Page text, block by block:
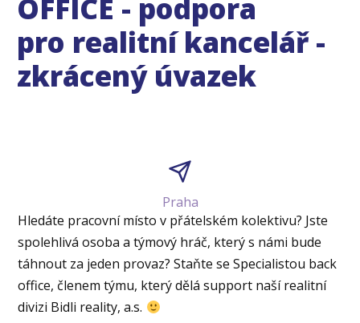
OFFICE - podpora
pro realitní kancelář -
zkrácený úvazek
Praha
Hledáte pracovní místo v přátelském kolektivu? Jste
spolehlivá osoba a týmový hráč, který s námi bude
táhnout za jeden provaz? Staňte se Specialistou back
office, členem týmu, který dělá support naší realitní
divizi Bidli reality, a.s.